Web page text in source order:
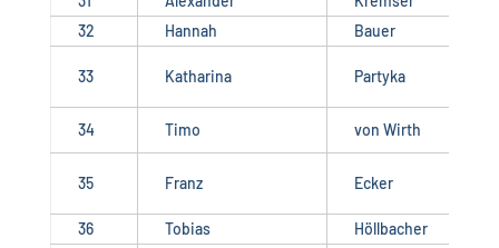
32
Hannah Bauer
33 Katharina Partyka
34 Timo von Wirth
35 Franz Ecker
36 Tobias
Höllbacher